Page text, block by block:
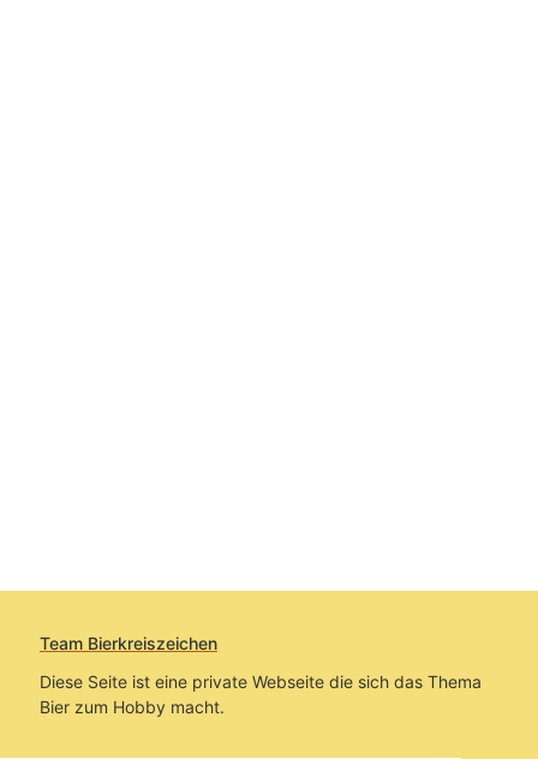
Team Bierkreiszeichen
Diese Seite ist eine private Webseite die sich das Thema
Bier zum Hobby macht.